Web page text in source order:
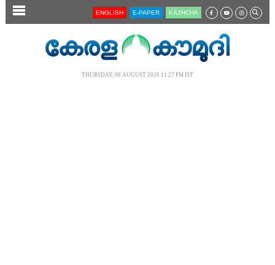
SECTIONS ENGLISH E-PAPER KĀZHCHA
THURSDAY, 06 AUGUST 2026 11.27 PM IST